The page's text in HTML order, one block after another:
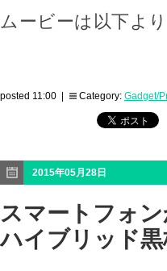
ムービーは以下より
posted 11:00 | Category: Gadget/
2015年05月28日
スマートフォ
ハイブリッド黒